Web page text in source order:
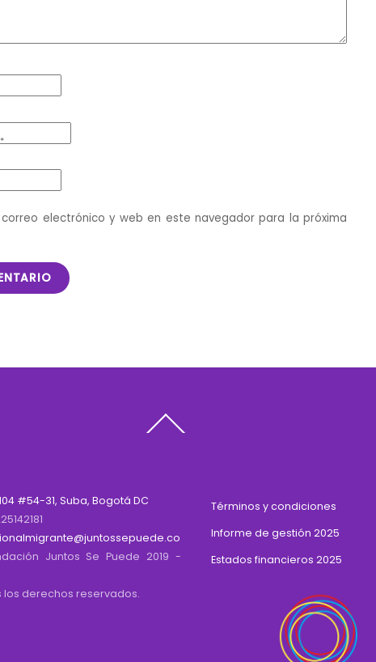
*
electrónico y web en este navegador para la próxima
To
#54-31, Suba, Bogotá DC
Juntos Se Puede 2019 -
los derechos reservados.
Términos y condiciones
Informe de gestión 2025
Estados financieros 2025